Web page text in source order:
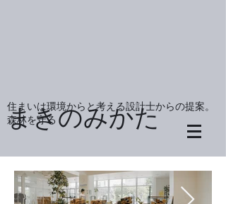
住まいは環境からと考える設計士からの提案。
森林を守る
まきのみかた